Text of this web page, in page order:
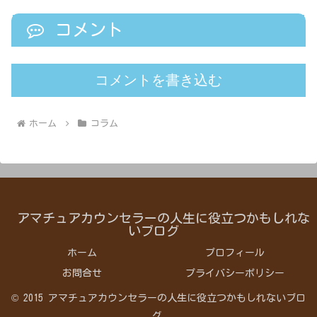
コメント
コメントを書き込む
ホーム コラム
アマチュアカウンセラーの人生に役立つかもしれな
いブログ
ホーム プロフィール
お問合せ プライバシーポリシー
© 2015 アマチュアカウンセラーの人生に役立つかもしれないブロ